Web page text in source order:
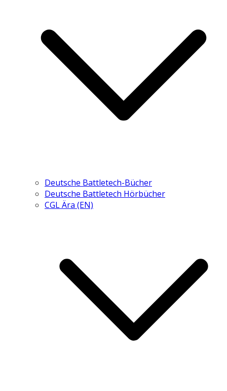
Deutsche Battletech-Bücher
Deutsche Battletech Hörbücher
CGL Ära (EN)